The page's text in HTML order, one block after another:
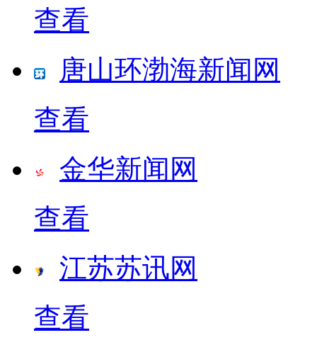
查看
唐山环渤海新闻网
查看
金华新闻网
查看
江苏苏讯网
查看